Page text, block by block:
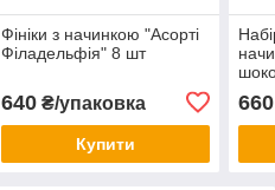
Фініки з начинкою "Асорті
Філадельфія" 8 шт
640₴/упаковка
Купити
8шт
660